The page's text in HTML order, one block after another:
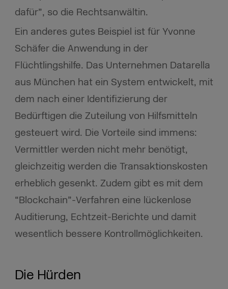
dafür”, so die Rechtsanwältin.
Ein anderes gutes Beispiel ist für Yvonne
Schäfer die Anwendung in der
Flüchtlingshilfe. Das Unternehmen Datarella
aus München hat ein System entwickelt, mit
dem nach einer Identifizierung der
Bedürftigen die Zuteilung von Hilfsmitteln
gesteuert wird. Die Vorteile sind immens:
Vermittler werden nicht mehr benötigt,
gleichzeitig werden die Transaktionskosten
erheblich gesenkt. Zudem gibt es mit dem
“Blockchain”-Verfahren eine lückenlose
Auditierung, Echtzeit-Berichte und damit
wesentlich bessere Kontrollmöglichkeiten.
Die Hürden